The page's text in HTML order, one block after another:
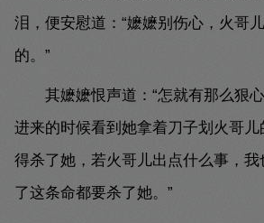
泪，便安慰道：“嬷嬷别伤心，火哥
的。”
其嬷嬷恨声道：“怎就有那么狠
进来的时候看到她拿着刀子划火哥
得杀了她，若火哥儿出点什么事，
了这条命都要杀了她。”